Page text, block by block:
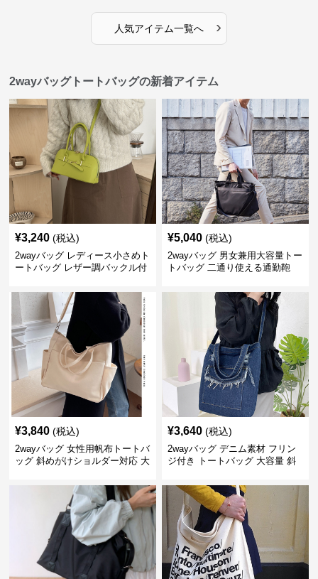
人気アイテム一覧へ ›
2wayバッグトートバッグの新着アイテム
¥3,240 (税込)
2wayバッグ レディース小さめト
ートバッグ レザー調バックル付
¥5,040 (税込)
2wayバッグ 男女兼用大容量トー
トバッグ 二通り使える通勤鞄
¥3,840 (税込)
2wayバッグ 女性用帆布トートバ
ッグ 斜めがけショルダー対応 大
¥3,640 (税込)
2wayバッグ デニム素材 フリン
ジ付き トートバッグ 大容量 斜